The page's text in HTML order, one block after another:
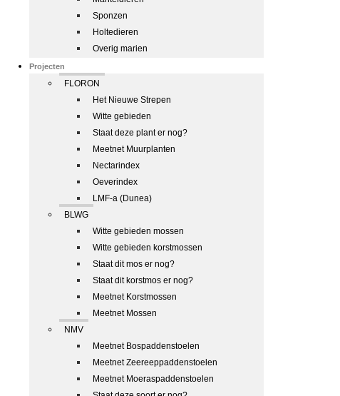
Sponzen
Holtedieren
Overig marien
Projecten
FLORON
Het Nieuwe Strepen
Witte gebieden
Staat deze plant er nog?
Meetnet Muurplanten
Nectarindex
Oeverindex
LMF-a (Dunea)
BLWG
Witte gebieden mossen
Witte gebieden korstmossen
Staat dit mos er nog?
Staat dit korstmos er nog?
Meetnet Korstmossen
Meetnet Mossen
NMV
Meetnet Bospaddenstoelen
Meetnet Zeereeppaddenstoelen
Meetnet Moeraspaddenstoelen